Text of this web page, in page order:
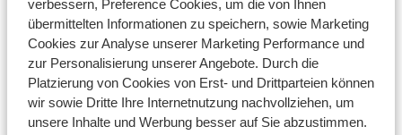
verbessern, Preference Cookies, um die von Ihnen
übermittelten Informationen zu speichern, sowie Marketing
Cookies zur Analyse unserer Marketing Performance und
zur Personalisierung unserer Angebote. Durch die
Platzierung von Cookies von Erst- und Drittparteien können
wir sowie Dritte Ihre Internetnutzung nachvollziehen, um
unsere Inhalte und Werbung besser auf Sie abzustimmen.
Jeder Teilnehmer nimmt außerdem
automatisch an der Verlosung eines Skiurlaubs
am Ende der Gewinnspielperiode (am 08.11.2019)
statt.
Das Gewinnspiel läuft im Zeitraum
07.10.-07.11.2019.
Teilnehmer müssen mind. 18 Jahre alt sein.